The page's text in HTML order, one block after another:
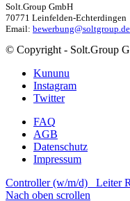
Solt.Group GmbH
70771 Leinfelden-Echterdingen
Email: bewerbung@soltgroup.de
© Copyright - Solt.Group
Kununu
Instagram
Twitter
FAQ
AGB
Datenschutz
Impressum
Controller (w/m/d)
Leiter
Nach oben scrollen